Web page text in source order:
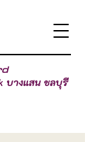
บางแสน ชลบุรี